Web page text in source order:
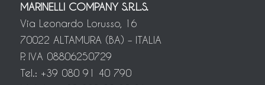
MARINELLI COMPANY S.R.L.S.
Via Leonardo Lorusso, 16
70022 ALTAMURA (BA) – ITALIA
P. IVA 08806250729
Tel.: +39 080 91 40 790